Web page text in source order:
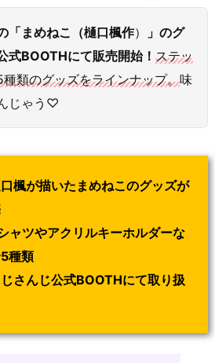
「まめねこ（樋口楓作）
」のグ
式BOOTHにて販売開始！ ステッ
類のグッズをラインナップ。味
じゃう♡
口楓が描いたまめねこのグッズが
ャツやアクリルキーホルダーな
種類
じさんじ公式BOOTHにて取り扱